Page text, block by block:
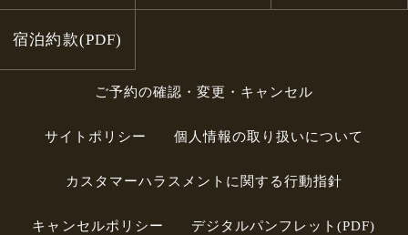
宿泊約款(PDF)
ご予約の確認・変更・キャンセル
サイトポリシー 個人情報の取り扱いについて
カスタマーハラスメントに関する行動指針
キャンセルポリシー デジタルパンフレット(PDF)